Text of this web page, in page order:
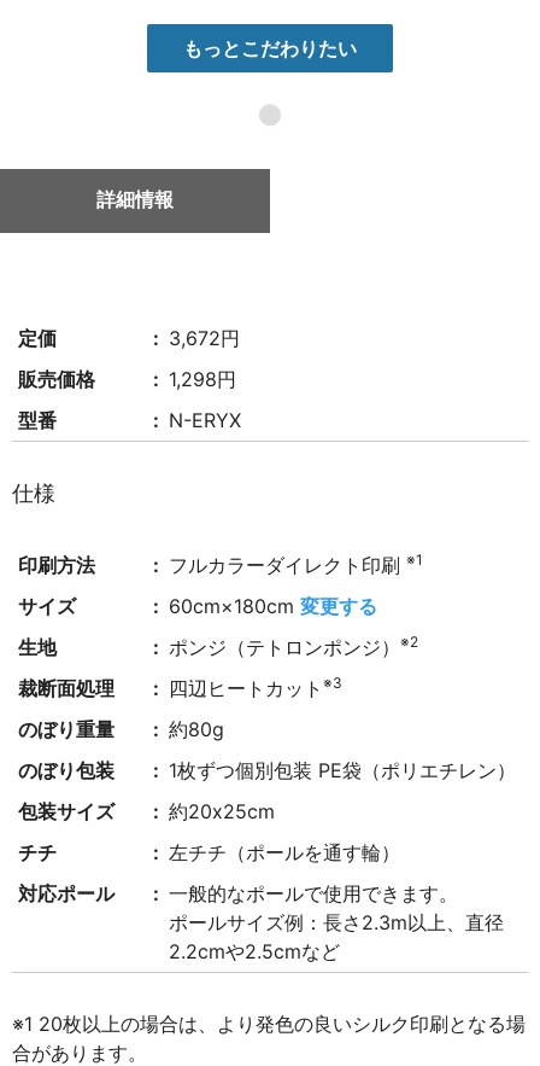
もっとこだわりたい
●
詳細情報
定価
3,672円
販売価格
1,298円
型番
N-ERYX
仕様
印刷方法 フルカラーダイレクト印刷※1
サイズ 60cm×180cm変更する
生地
ポンジ（テトロンポンジ）※2
裁断面処理 四辺ヒートカット※3
のぼり重量
約80g
のぼり包装
1枚ずつ個別包装 PE袋（ポリエチレン）
包装サイズ
約20x25cm
チチ
左チチ（ポールを通す輪）
対応ポール
一般的なポールで使用できます。
ポールサイズ例：長さ2.3m以上、直径
2.2cmや2.5cmなど
※1 20枚以上の場合は、より発色の良いシルク印刷となる場
合があります。